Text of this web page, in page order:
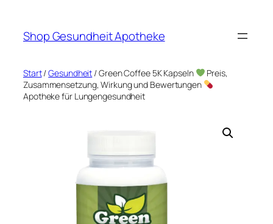
springen
Shop Gesundheit Apotheke
Start/Gesundheit / Green Coffee 5K Kapseln
Preis,
Zusammensetzung, Wirkung und Bewertungen
Apotheke für Lungengesundheit